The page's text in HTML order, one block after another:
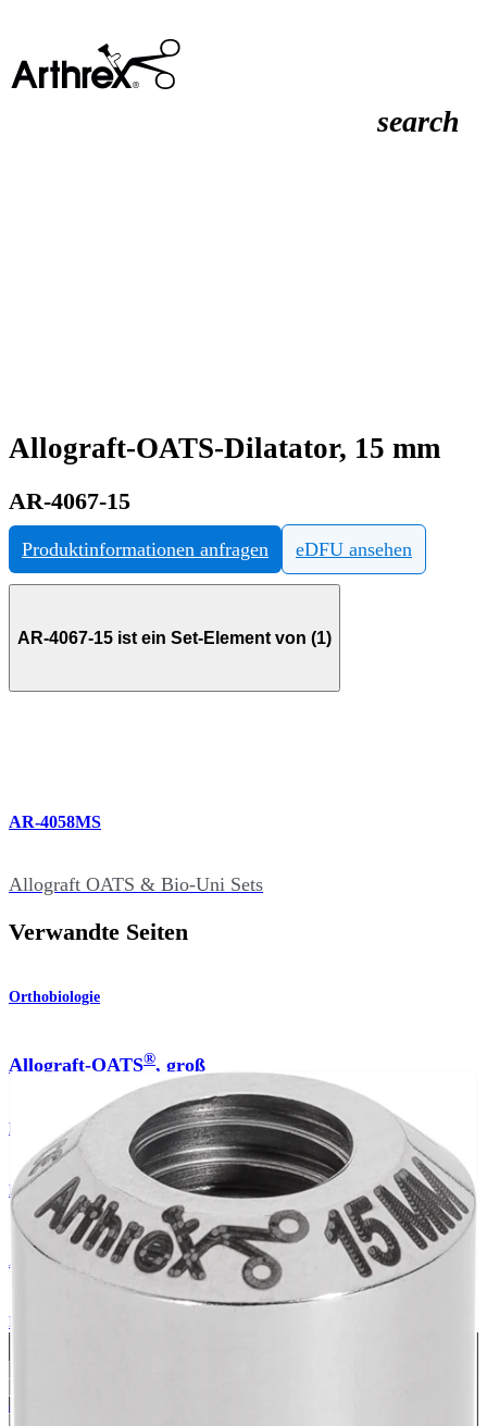
search
Allograft-OATS-Dilatator, 15 mm
AR-4067-15
Produktinformationen anfragen eDFU ansehen
AR-4067-15 ist ein Set-Element von (1)
AR-4058MS
Allograft OATS & Bio-Uni Sets
Verwandte Seiten
Orthobiologie
Allograft-OATS®, groß
Produkt
Knie
Allograft-OATS®, groß
Produkt
ansehen